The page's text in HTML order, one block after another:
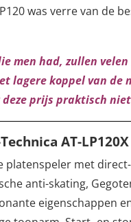
was verre van de
men had, zullen
lagere koppel van
prijs praktisch
AT-
platenspeler met
anti-skating,
eigenschappen